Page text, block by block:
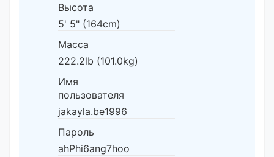
Высота
5' 5" (164cm)
Масса
222.2lb (101.0kg)
Имя
пользователя
jakayla.be1996
Пароль
ahPhi6ang7hoo